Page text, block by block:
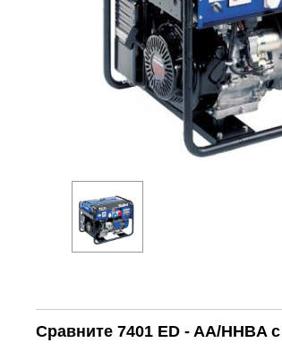
Сравните 7401 ED - AA/HHBA